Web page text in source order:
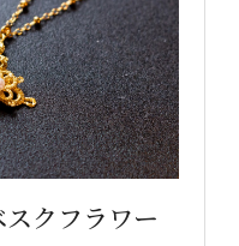
クフラワー